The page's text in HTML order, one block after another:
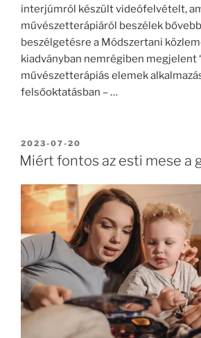
interjúmról készült videófelvételt,
művészetterápiáról beszélek
beszélgetésre a Módszertani
kiadványban nemrégiben megjelent
művészetterápiás elemek
felsőoktatásban – …
POSTED
ON
2023-07-20
Miért fontos az esti mese a